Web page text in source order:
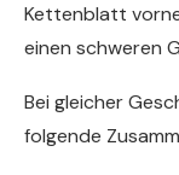
Kettenblatt
einen schweren
Bei gleicher
folgende